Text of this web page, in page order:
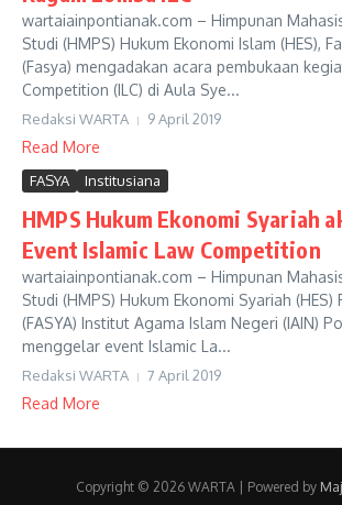
wartaiainpontianak.com – Himpunan
Studi (HMPS) Hukum Ekonomi Islam (HES),
(Fasya) mengadakan acara pembukaan
Competition (ILC) di Aula Sye...
Redaksi WARTA 9 April 2019
Read More
FASYA Institusiana
HMPS Hukum Ekonomi Syariah
Event Islamic Law Competition
wartaiainpontianak.com – Himpunan
Studi (HMPS) Hukum Ekonomi Syariah (HES)
(FASYA) Institut Agama Islam Negeri (IAIN)
menggelar event Islamic La...
Redaksi WARTA 7 April 2019
Read More
Copyright © 2026 WARTA | Powered by